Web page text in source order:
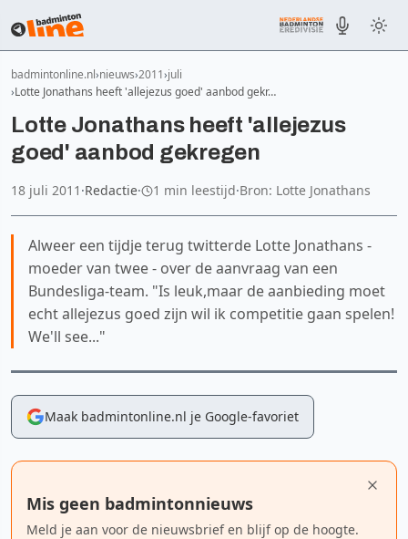
badmintonline.nl nieuws 2011 juli
Lotte Jonathans heeft 'allejezus goed' aanbod gekr…
Lotte Jonathans heeft 'allejezus
goed' aanbod gekregen
18 juli 2011 ·Redactie· 1 min leestijd·Bron: Lotte Jonathans
Alweer een tijdje terug twitterde Lotte Jonathans -
moeder van twee - over de aanvraag van een
Bundesliga-team. "Is leuk,maar de aanbieding moet
echt allejezus goed zijn wil ik competitie gaan spelen!
We'll see..."
Maak badmintonline.nl je Google-favoriet
Mis geen badmintonnieuws
Meld je aan voor de nieuwsbrief en blijf op de hoogte.